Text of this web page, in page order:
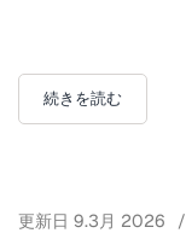
続きを読む
更新日 9.3月 2026 /